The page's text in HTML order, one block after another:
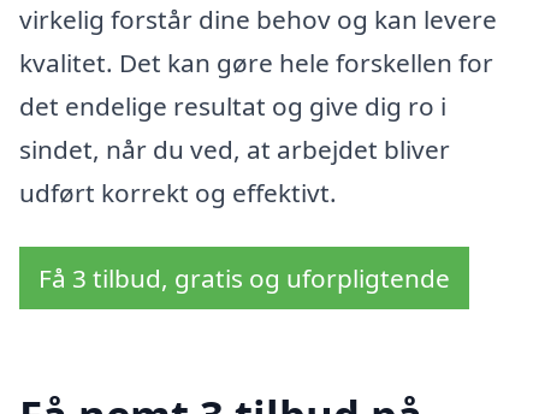
virkelig forstår dine behov og kan levere
kvalitet. Det kan gøre hele forskellen for
det endelige resultat og give dig ro i
sindet, når du ved, at arbejdet bliver
udført korrekt og effektivt.
Få 3 tilbud, gratis og uforpligtende